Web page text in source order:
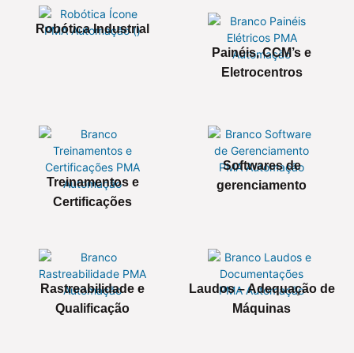
Robótica Industrial
Painéis, CCM’s e
Eletrocentros
Treinamentos e
Certificações
Softwares de
gerenciamento
Rastreabilidade e
Qualificação
Laudos – Adequação de
Máquinas